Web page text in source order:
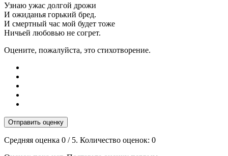
Узнаю ужас долгой дрожи
И ожиданья горький бред.
И смертный час мой будет тоже
Ничьей любовью не согрет.
Оцените, пожалуйста, это стихотворение.
Отправить оценку
Средняя оценка 0 / 5. Количество оценок: 0